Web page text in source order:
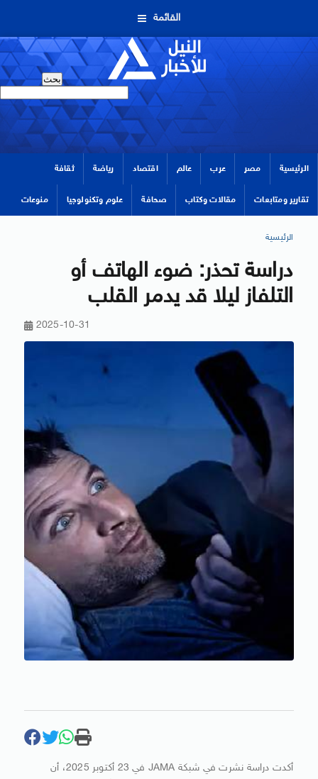
القائمة
الرئيسية مصر عرب عالم اقتصاد رياضة ثقافة
تقارير ومتابعات مقالات وكتاب صحافة علوم وتكنولوجيا منوعات
الرئيسية
دراسة تحذر: ضوء الهاتف أو
التلفاز ليلا قد يدمر القلب
2025-10-31
أكدت دراسة نشرت في شبكة JAMA في 23 أكتوبر 2025، أن